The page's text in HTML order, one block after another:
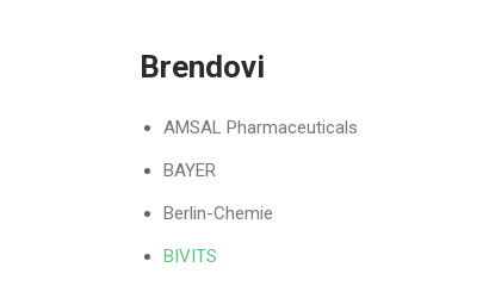
Brendovi
AMSAL Pharmaceuticals
BAYER
Berlin-Chemie
BIVITS